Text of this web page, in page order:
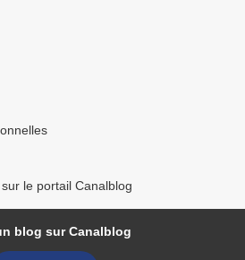
le portail Canalblog
blog sur Canalblog